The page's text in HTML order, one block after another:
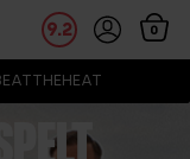
9.2 0